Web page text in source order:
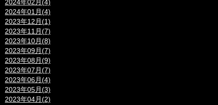
2024年02月(4)
2024年01月(4)
2023年12月(1)
2023年11月(7)
2023年10月(8)
2023年09月(7)
2023年08月(9)
2023年07月(7)
2023年06月(4)
2023年05月(3)
2023年04月(2)